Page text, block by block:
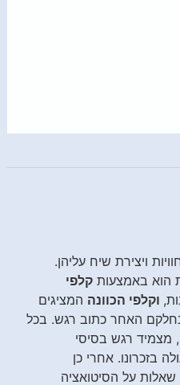
ויצירת שיח עליהן.
הוא באמצעות קלפי
וקלפי הכוונה המציגים
האחר כתוב רגש. בכל
רגש בסיסי
בזכרונו. אחרי כן
על הסיטואציה